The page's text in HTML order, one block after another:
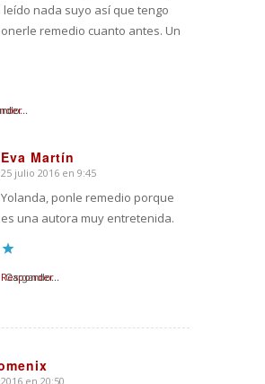
leído nada suyo así que tengo
remedio cuanto antes. Un
Eva Martín
Dice:
25 julio 2016 en 9:45
Yolanda, ponle remedio porque
es una autora muy entretenida.
Cargando...
Responder
en 20:50